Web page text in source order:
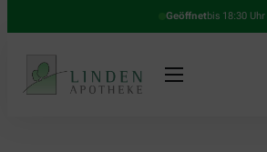
Geöffnetbis 18:30 Uhr